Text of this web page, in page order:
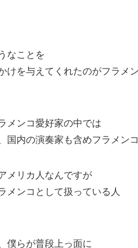
なことを
を与えてくれたのがフラメン
メンコ愛好家の中では
国内の演奏家も含めフラメン
メリカ人なんですが
メンコとして扱っている人
僕らが普段上っ面に